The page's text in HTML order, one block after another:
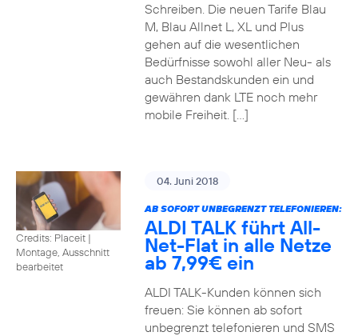
Schreiben. Die neuen Tarife Blau
M, Blau Allnet L, XL und Plus
gehen auf die wesentlichen
Bedürfnisse sowohl aller Neu- als
auch Bestandskunden ein und
gewähren dank LTE noch mehr
mobile Freiheit. […]
Credits: Placeit |
Montage, Ausschnitt
bearbeitet
04. Juni 2018
AB SOFORT UNBEGRENZT TELEFONIEREN:
ALDI TALK führt All-
Net-Flat in alle Netze
ab 7,99€ ein
ALDI TALK-Kunden können sich
freuen: Sie können ab sofort
unbegrenzt telefonieren und SMS